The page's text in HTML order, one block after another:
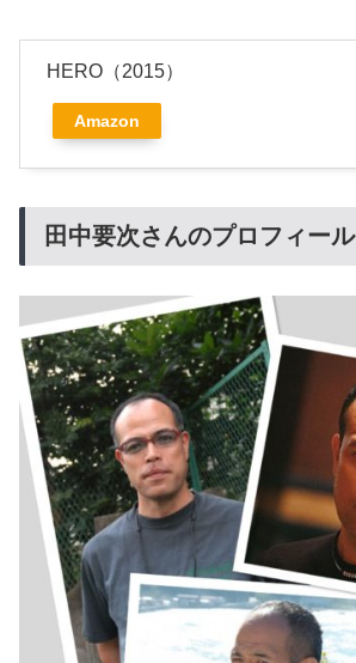
HERO（2015）
Amazon
田中要次さんのプロフィール